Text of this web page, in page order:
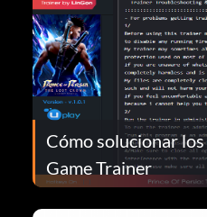
Cómo solucionar
Game Trainer